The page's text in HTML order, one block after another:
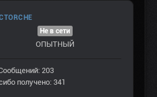
Не в сети
ОПЫТНЫЙ
203
получено: 341